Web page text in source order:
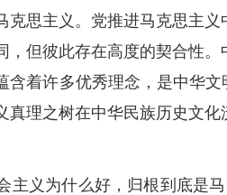
思主义。党推进马克思主
但彼此存在高度的契合性
着许多优秀理念，是中华
理之树在中华民族历史文
主义为什么好，归根到底是